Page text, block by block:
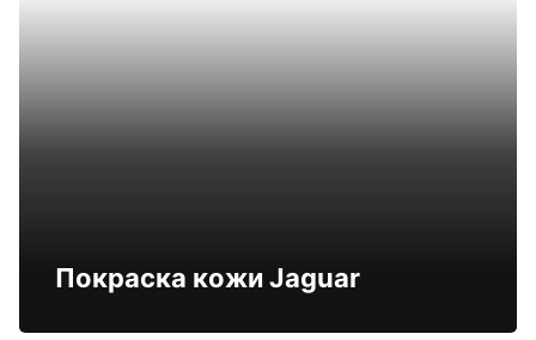
Покраска кожи Jaguar